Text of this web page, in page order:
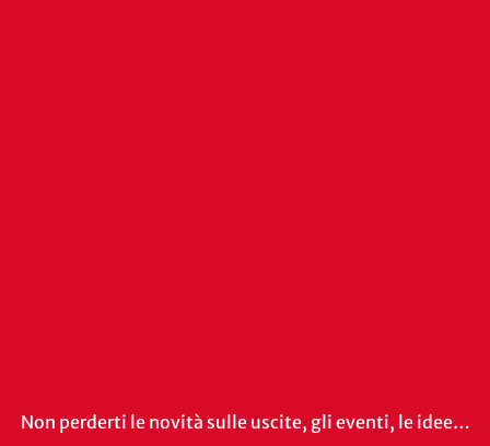
Non perderti le novità sulle uscite, gli eventi, le idee…